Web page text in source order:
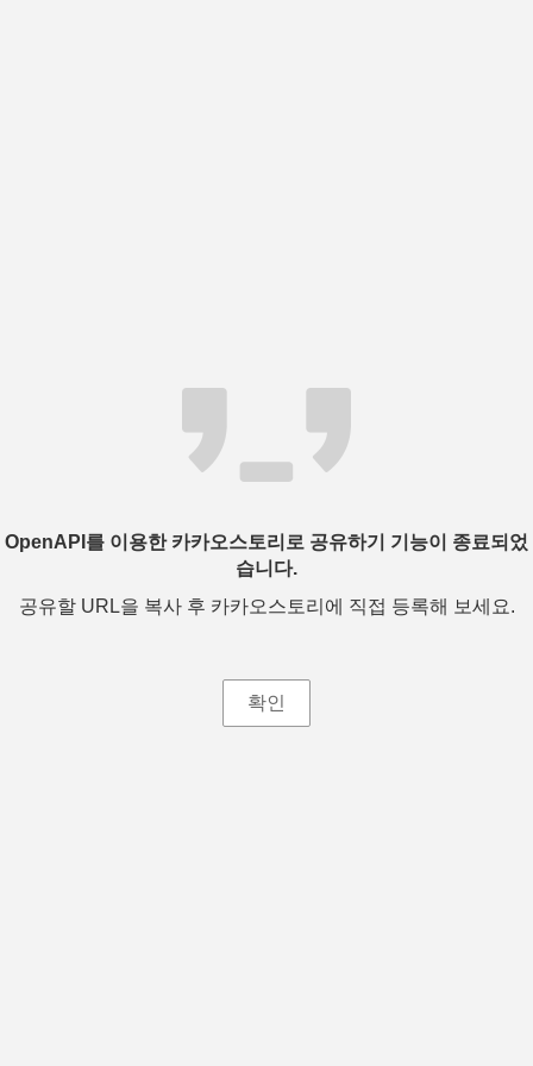
OpenAPI를 이용한 카카오스토리로 공유하기 기능이 종료되었
습니다.
공유할 URL을 복사 후 카카오스토리에 직접 등록해 보세요.
확인